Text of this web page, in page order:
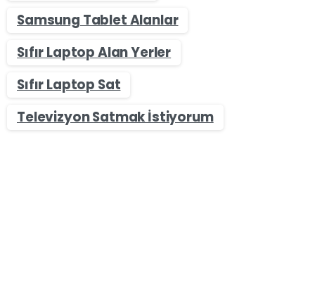
Samsung Tablet Alanlar
Sıfır Laptop Alan Yerler
Sıfır Laptop Sat
Televizyon Satmak İstiyorum